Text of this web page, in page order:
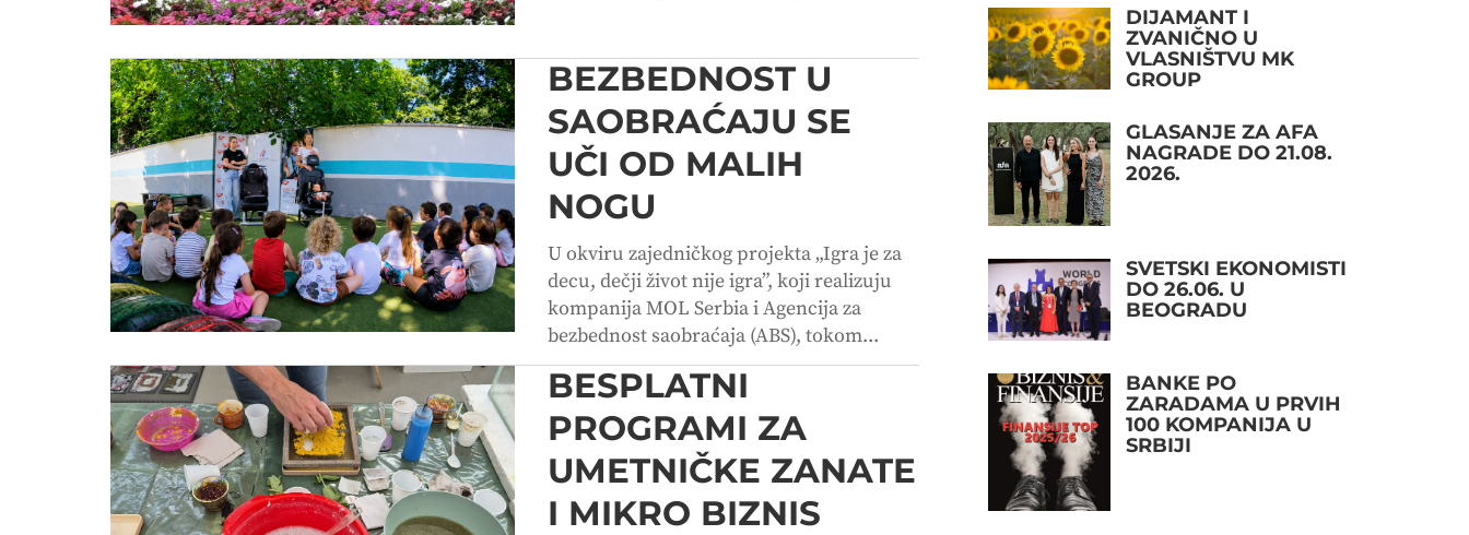
BEZBEDNOST U
SAOBRAĆAJU SE
UČI OD MALIH
NOGU
U okviru zajedničkog projekta „Igra je za
decu, dečji život nije igra”, koji realizuju
kompanija MOL Serbia i Agencija za
bezbednost saobraćaja (ABS), tokom...
BESPLATNI
PROGRAMI ZA
UMETNIČKE ZANATE
I MIKRO BIZNIS
DIJAMANT I
ZVANIČNO U
VLASNIŠTVU MK
GROUP
GLASANJE ZA AFA
NAGRADE DO 21.08.
2026.
SVETSKI EKONOMISTI
DO 26.06. U
BEOGRADU
BANKE PO
ZARADAMA U PRVIH
100 KOMPANIJA U
SRBIJI